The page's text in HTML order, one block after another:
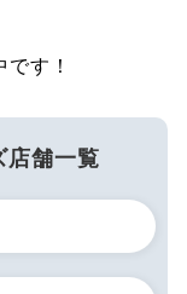
す！
店舗一覧